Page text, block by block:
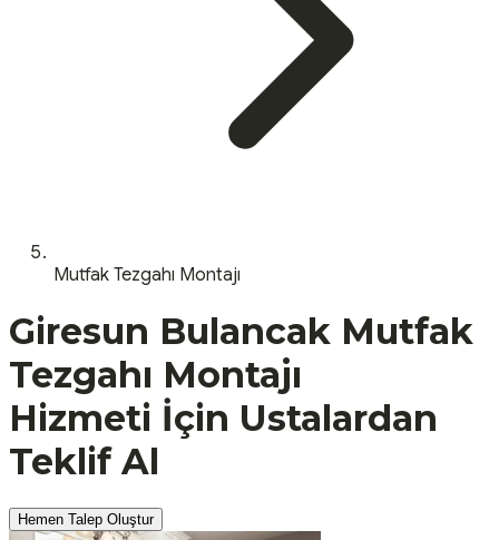
Mutfak Tezgahı Montajı
Giresun Bulancak Mutfak
Tezgahı Montajı
Hizmeti İçin Ustalardan
Teklif Al
Hemen Talep Oluştur